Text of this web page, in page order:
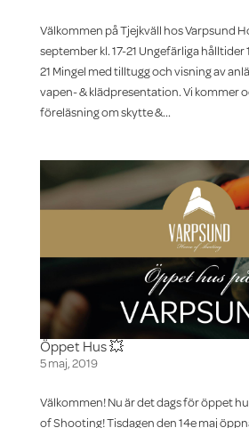
Välkommen på Tjejkväll hos Varpsund
september kl. 17-21 Ungefärliga hålltider
21 Mingel med tilltugg och visning av
vapen- & klädpresentation. Vi kommer
föreläsning om skytte &...
Öppet Hus 💥
5 maj, 2019
Välkommen! Nu är det dags för öppet
of Shooting! Tisdagen den 14e maj